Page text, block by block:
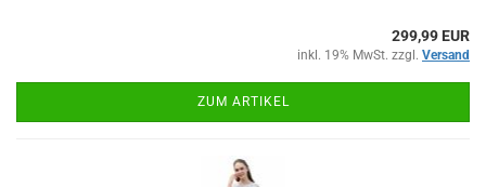
299,99 EUR
inkl. 19% MwSt. zzgl. Versand
ZUM ARTIKEL